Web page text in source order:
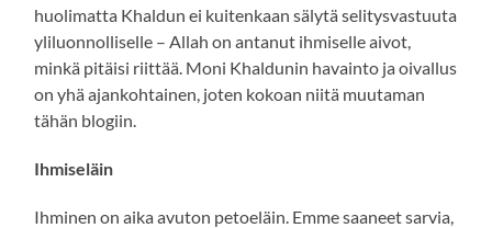
huolimatta Khaldun ei kuitenkaan sälytä selitysvastuuta
yliluonnolliselle – Allah on antanut ihmiselle aivot,
minkä pitäisi riittää. Moni Khaldunin havainto ja oivallus
on yhä ajankohtainen, joten kokoan niitä muutaman
tähän blogiin.
Ihmiseläin
Ihminen on aika avuton petoeläin. Emme saaneet sarvia,